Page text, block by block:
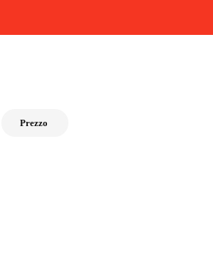
Prezzo